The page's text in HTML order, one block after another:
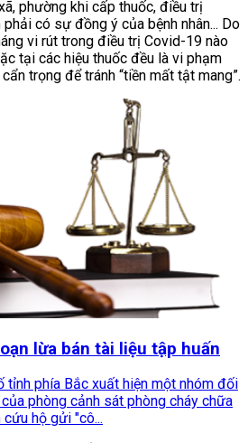
phường khi cấp thuốc, điều trị
có sự đồng ý của bệnh nhân... Do
vi rút trong điều trị Covid-19 nào
tại các hiệu thuốc đều là vi phạm
trọng để tránh “tiền mất tật mang”.
lừa bán tài liệu tập huấn
tỉnh phía Bắc xuất hiện một nhóm đối
phòng cảnh sát phòng cháy chữa
cứu hộ gửi "cô...